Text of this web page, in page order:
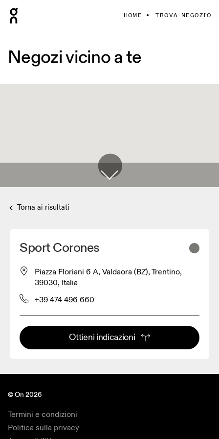
HOME TROVA NEGOZIO
Negozi vicino a te
Torna ai risultati
Sport Corones
Piazza Floriani 6 A, Valdaora (BZ), Trentino,
39030, Italia
+39 474 496 660
Ottieni indicazioni
© On 2026
Termini e condizioni
Politica sulla privacy